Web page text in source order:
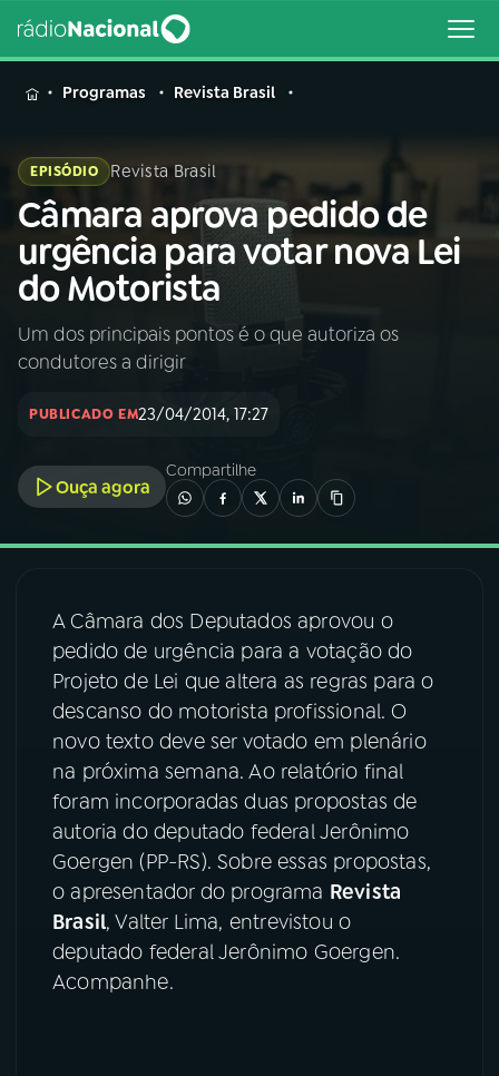
MENU
Buscar
na
Rádio
Nacional
Buscar
AO VIVO
INÍCIO
A RÁDIO
03PROGRAMAÇÃO
04PROGRAMAS
05 PODCASTS
06VIDEOCASTS
08FESTIVAL DE MÚSICA
ACOMPANHE A RÁDIO NACIONAL
Programas Revista Brasil
EPISÓDIO Revista Brasil
Câmara aprova pedido de
urgência para votar nova Lei
do Motorista
Um dos principais pontos é o que autoriza os
condutores a dirigir
PUBLICADO EM23/04/2014, 17:27
Ouça agora
Compartilhe
A Câmara dos Deputados aprovou o
pedido de urgência para a votação do
Projeto de Lei que altera as regras para o
descanso do motorista profissional. O
novo texto deve ser votado em plenário
na próxima semana. Ao relatório final
foram incorporadas duas propostas de
autoria do deputado federal Jerônimo
Goergen (PP-RS). Sobre essas propostas,
o apresentador do programa Revista
Brasil, Valter Lima, entrevistou o
deputado federal Jerônimo Goergen.
Acompanhe.